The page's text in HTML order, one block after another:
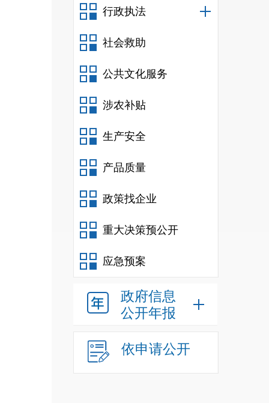
行政执法
社会救助
公共文化服务
涉农补贴
生产安全
产品质量
政策找企业
重大决策预公开
应急预案
政府信息
公开年报
依申请公开